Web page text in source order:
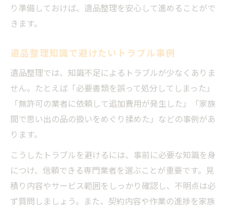
り準備しておけば、遺品整理を安心して進めることがで
きます。
遺品整理知識で避けたいトラブル事例
遺品整理では、知識不足によるトラブルが少なくありま
せん。たとえば「必要書類を誤って処分してしまった」
「無許可の業者に依頼して追加費用が発生した」「家族
間で思い出の品の扱いをめぐり揉めた」などの事例があ
ります。
こうしたトラブルを避けるには、事前に必要な知識を身
につけ、信頼できる専門業者を選ぶことが重要です。見
積り内容やサービス範囲をしっかり確認し、不明点は必
ず質問しましょう。また、契約内容や作業の進捗を家族